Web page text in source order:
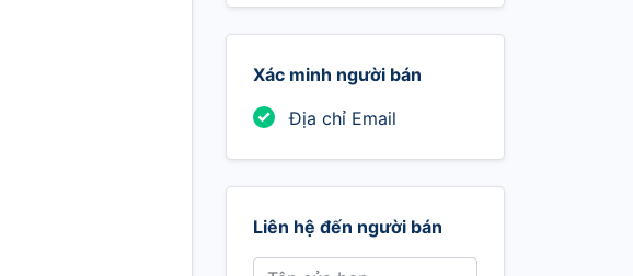
Xác minh người bán
Địa chỉ Email
Liên hệ đến người bán